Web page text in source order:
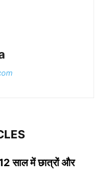
साल में छात्रों और